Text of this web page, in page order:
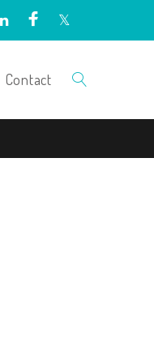
LinkedIn
Facebook
Contact